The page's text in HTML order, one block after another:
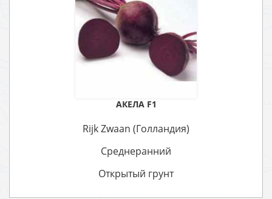
АКЕЛА F1
Rijk Zwaan (Голландия)
Среднеранний
Открытый грунт